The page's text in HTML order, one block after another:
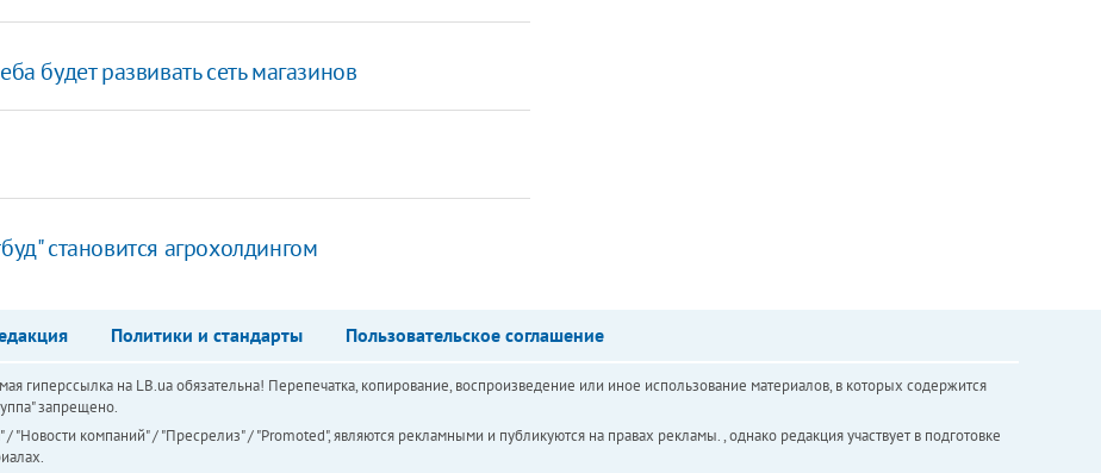
будет развивать сеть магазинов
становится агрохолдингом
Политики и стандарты Пользовательское соглашение
гиперссылка на LB.ua обязательна! Перепечатка, копирование, воспроизведение или иное использование материалов, в которых содержится
запрещено.
компаний" / "Пресрелиз" / "Promoted", являются рекламными и публикуются на правах рекламы. , однако редакция участвует в подготовке